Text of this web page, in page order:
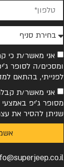
אני מאשר/ת כי
ומסכים/ה לסופר
לפנייתי, בהתאם ל
אני מאשר/ת
מסופר ג׳יפ
שניתן להסיר את